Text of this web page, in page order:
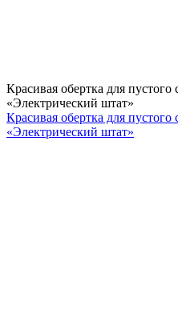
Красивая обертка для
«Электрический штат»
Красивая обертка для
«Электрический штат»